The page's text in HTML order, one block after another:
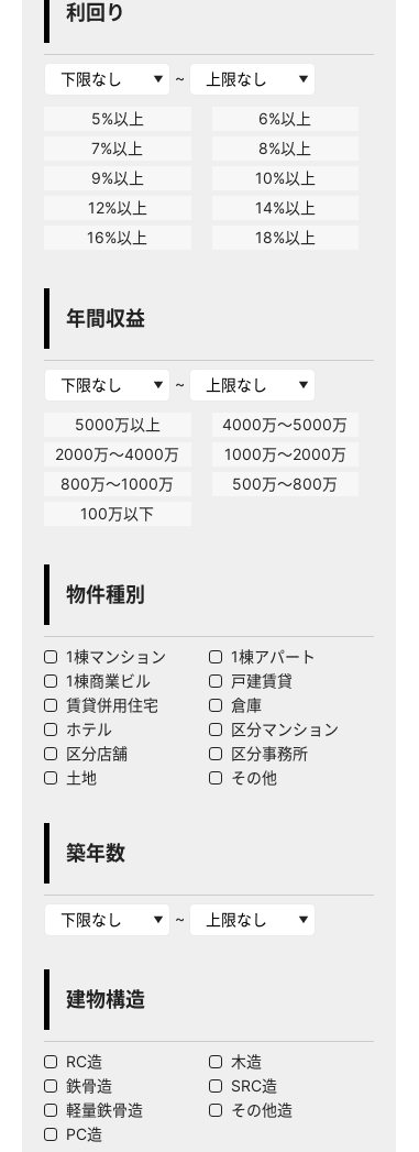
利回り
~
5%以上
6%以上
7%以上
8%以上
9%以上
10%以上
12%以上
14%以上
16%以上
18%以上
年間収益
~
5000万以上
4000万～5000万
2000万～4000万
1000万～2000万
800万～1000万
500万～800万
100万以下
物件種別
1棟マンション
1棟アパート
1棟商業ビル
戸建賃貸
賃貸併用住宅
倉庫
ホテル
区分マンション
区分店舗
区分事務所
土地
その他
築年数
~
建物構造
RC造
木造
鉄骨造
SRC造
軽量鉄骨造
その他造
PC造